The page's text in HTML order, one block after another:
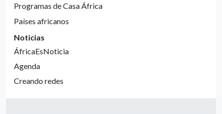
Programas de Casa África
Países africanos
Noticias
ÁfricaEsNoticia
Agenda
Creando redes